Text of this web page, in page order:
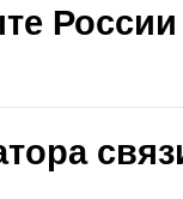
России